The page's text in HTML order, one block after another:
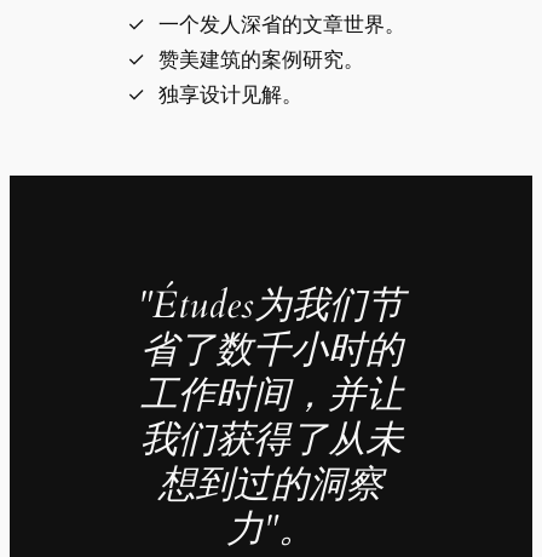
一个发人深省的文章世界。
赞美建筑的案例研究。
独享设计见解。
"Études为我们节
省了数千小时的
工作时间，并让
我们获得了从未
想到过的洞察
力"。